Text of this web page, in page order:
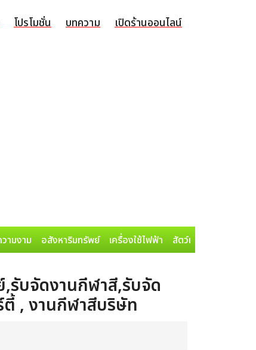
โปรโมชั่น บทความ เปิดร้านออนไลน์
ามงาม อสังหาริมทรัพย์ เครื่องใช้ไฟฟ้า สัตว์เลี้ยง
รับจัดงานกีฬาสี,รับจัด
ตี้ , งานกีฬาสีบริษัท